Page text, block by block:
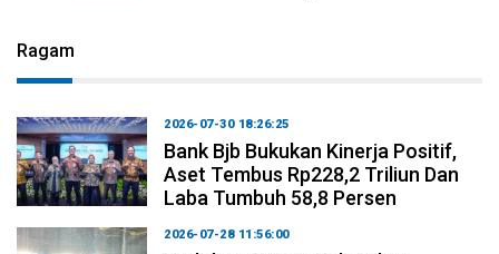
Ragam
2026-07-30 18:26:25
Bank Bjb Bukukan Kinerja Positif,
Aset Tembus Rp228,2 Triliun Dan
Laba Tumbuh 58,8 Persen
2026-07-28 11:56:00